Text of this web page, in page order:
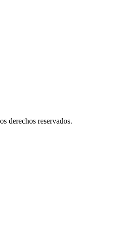
derechos reservados.